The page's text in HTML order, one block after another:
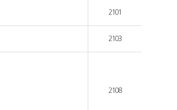
2101
2103
2108